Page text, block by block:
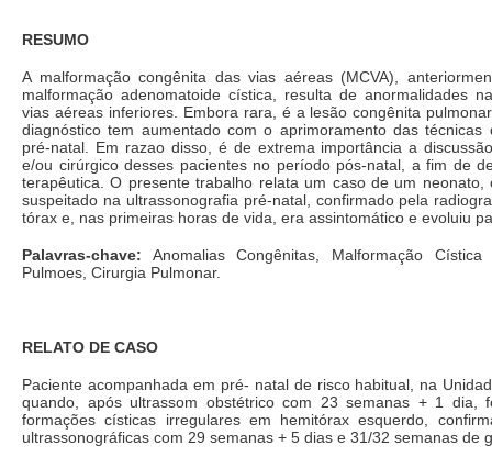
RESUMO
A malformação congênita das vias aéreas (MCVA),
malformação adenomatoide cística, resulta de anormalidades
vias aéreas inferiores. Embora rara, é a lesão congênita
diagnóstico tem aumentado com o aprimoramento das técnicas
pré-natal. Em razao disso, é de extrema importância a
e/ou cirúrgico desses pacientes no período pós-natal, a fim de
terapêutica. O presente trabalho relata um caso de um neonato,
suspeitado na ultrassonografia pré-natal, confirmado pela
tórax e, nas primeiras horas de vida, era assintomático e evoluiu
Palavras-chave: Anomalias Congênitas, Malformação Cística
Pulmoes, Cirurgia Pulmonar.
RELATO DE CASO
Paciente acompanhada em pré- natal de risco habitual, na
quando, após ultrassom obstétrico com 23 semanas + 1 dia,
formações císticas irregulares em hemitórax esquerdo,
ultrassonográficas com 29 semanas + 5 dias e 31/32 semanas de